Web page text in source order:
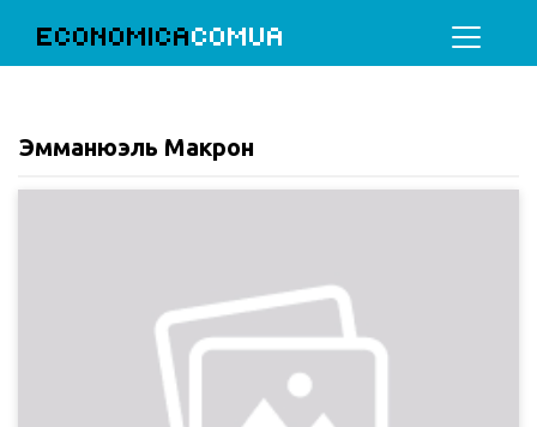
ECONOMICACOMUA
Эмманюэль Макрон